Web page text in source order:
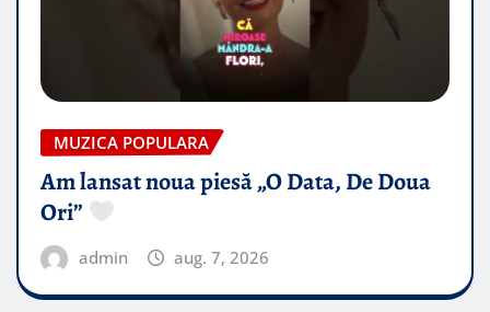
MUZICA POPULARA
Am lansat noua piesă „O Data, De Doua
Ori”
admin aug. 7, 2026